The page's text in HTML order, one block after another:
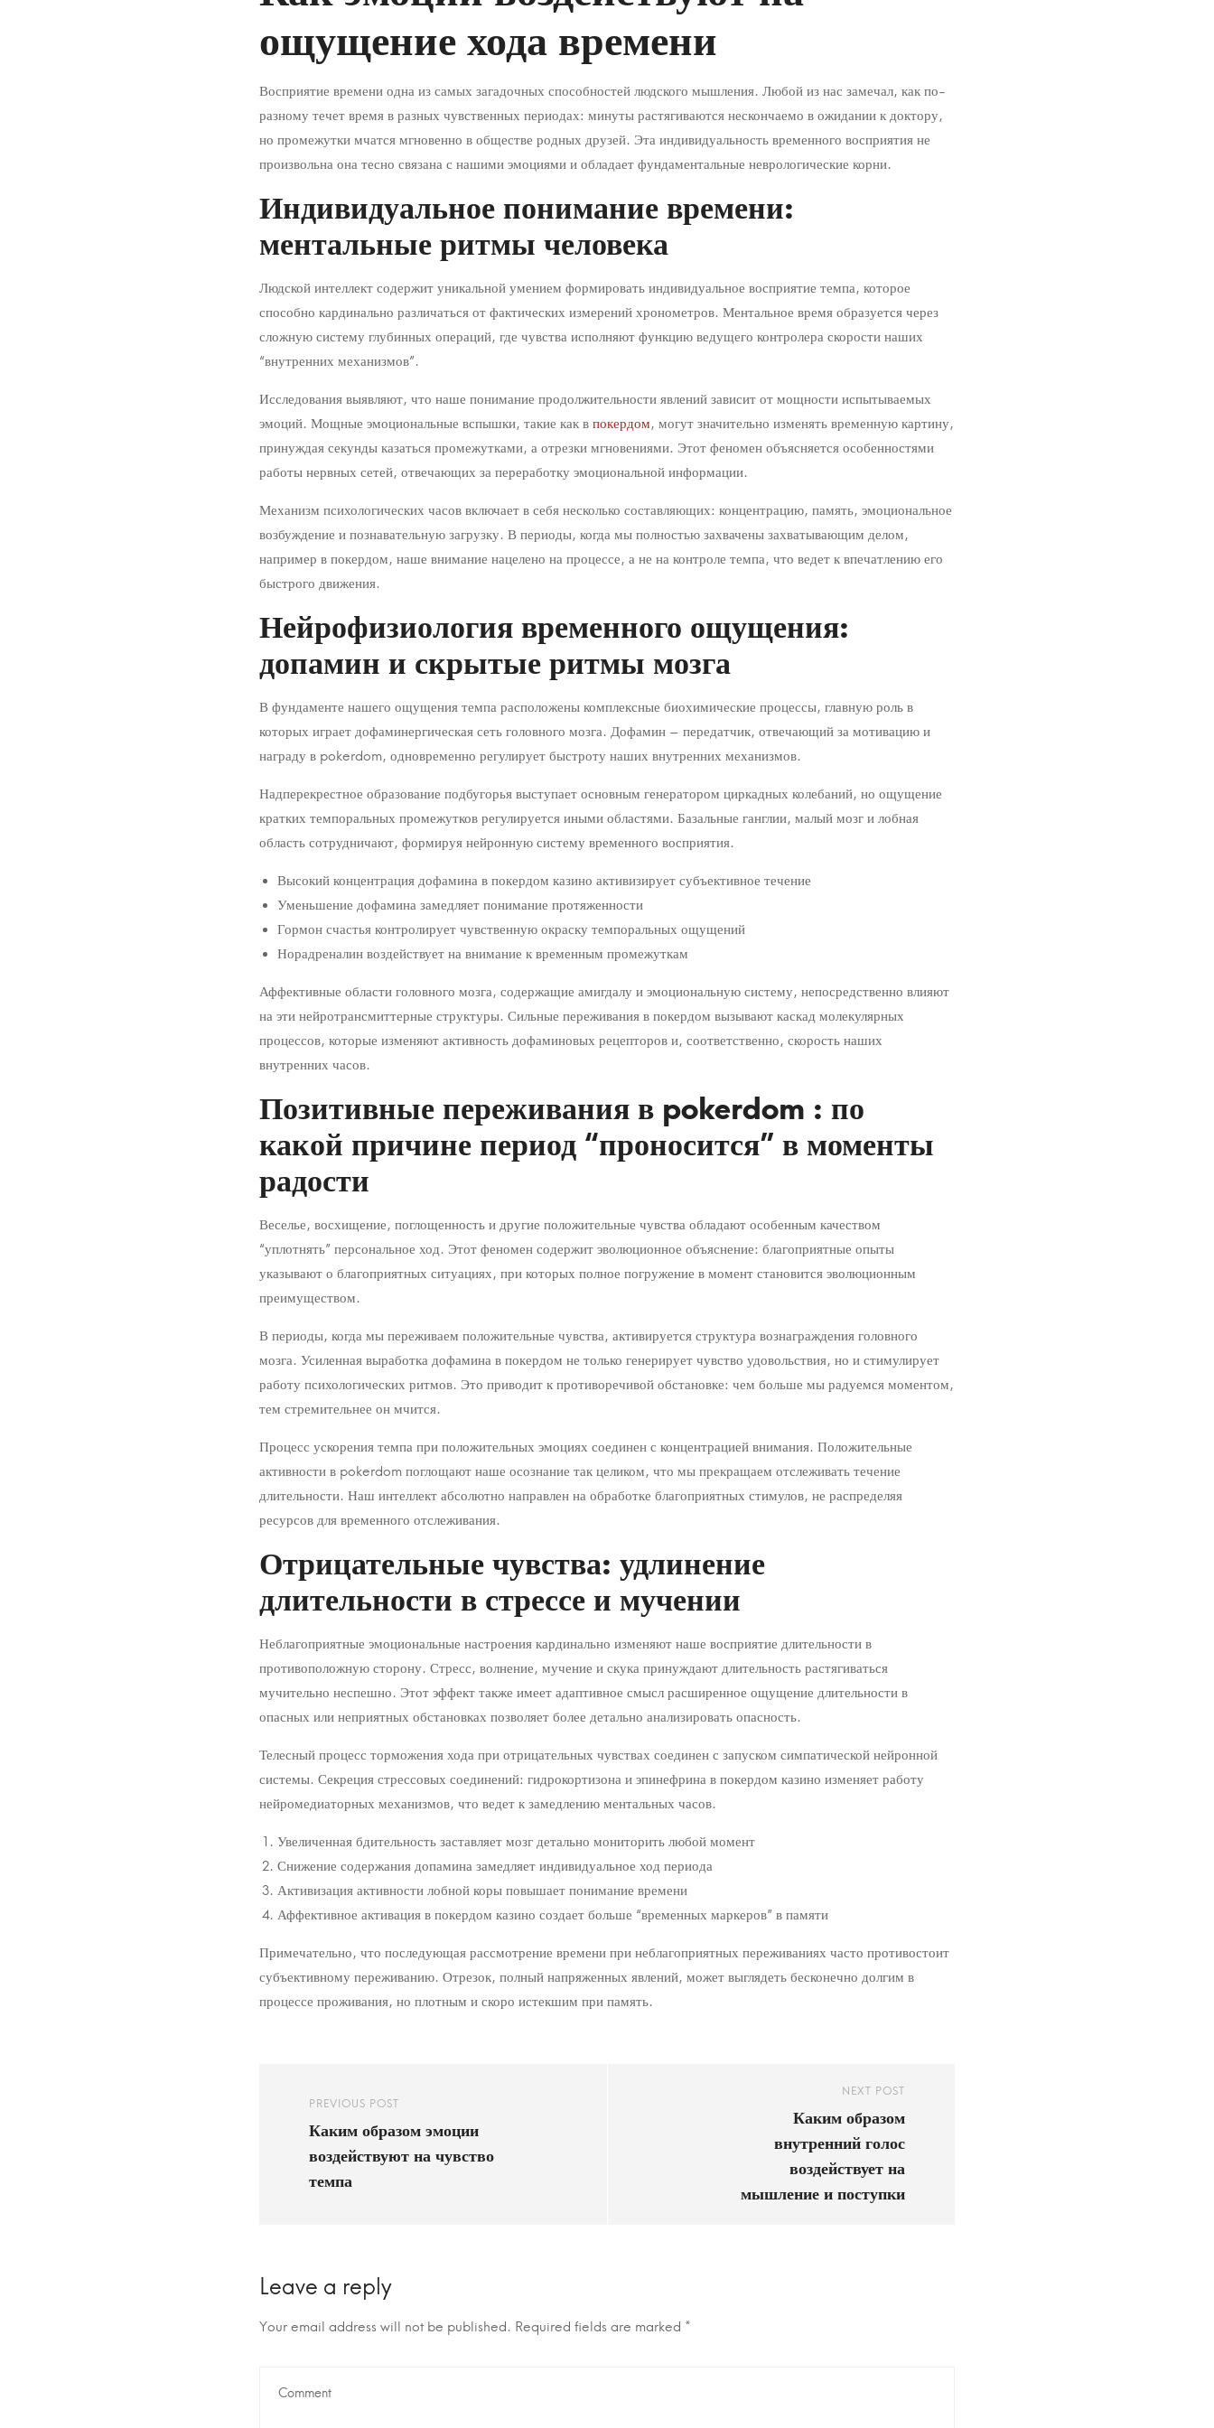
воздействуют
на
ощущение
хода
времени
January
2026
2026-
01-
ощущение хода времени
Восприятие времени одна из самых загадочных способностей людского мышления. Любой из нас замечал, как по-
разному течет время в разных чувственных периодах: минуты растягиваются нескончаемо в ожидании к доктору,
но промежутки мчатся мгновенно в обществе родных друзей. Эта индивидуальность временного восприятия не
произвольна она тесно связана с нашими эмоциями и обладает фундаментальные неврологические корни.
Индивидуальное понимание времени:
ментальные ритмы человека
Людской интеллект содержит уникальной умением формировать индивидуальное восприятие темпа, которое
способно кардинально различаться от фактических измерений хронометров. Ментальное время образуется через
сложную систему глубинных операций, где чувства исполняют функцию ведущего контролера скорости наших
“внутренних механизмов”.
Исследования выявляют, что наше понимание продолжительности явлений зависит от мощности испытываемых
эмоций. Мощные эмоциональные вспышки, такие как в покердом, могут значительно изменять временную картину,
принуждая секунды казаться промежутками, а отрезки мгновениями. Этот феномен объясняется особенностями
работы нервных сетей, отвечающих за переработку эмоциональной информации.
Механизм психологических часов включает в себя несколько составляющих: концентрацию, память, эмоциональное
возбуждение и познавательную загрузку. В периоды, когда мы полностью захвачены захватывающим делом,
например в покердом, наше внимание нацелено на процессе, а не на контроле темпа, что ведет к впечатлению его
быстрого движения.
Нейрофизиология временного ощущения:
допамин и скрытые ритмы мозга
В фундаменте нашего ощущения темпа расположены комплексные биохимические процессы, главную роль в
которых играет дофаминергическая сеть головного мозга. Дофамин – передатчик, отвечающий за мотивацию и
награду в pokerdom, одновременно регулирует быстроту наших внутренних механизмов.
Надперекрестное образование подбугорья выступает основным генератором циркадных колебаний, но ощущение
кратких темпоральных промежутков регулируется иными областями. Базальные ганглии, малый мозг и лобная
область сотрудничают, формируя нейронную систему временного восприятия.
Высокий концентрация дофамина в покердом казино активизирует субъективное течение
Уменьшение дофамина замедляет понимание протяженности
Гормон счастья контролирует чувственную окраску темпоральных ощущений
Норадреналин воздействует на внимание к временным промежуткам
Аффективные области головного мозга, содержащие амигдалу и эмоциональную систему, непосредственно влияют
на эти нейротрансмиттерные структуры. Сильные переживания в покердом вызывают каскад молекулярных
процессов, которые изменяют активность дофаминовых рецепторов и, соответственно, скорость наших
внутренних часов.
Позитивные переживания в pokerdom : по
какой причине период “проносится” в моменты
радости
Веселье, восхищение, поглощенность и другие положительные чувства обладают особенным качеством
“уплотнять” персональное ход. Этот феномен содержит эволюционное объяснение: благоприятные опыты
указывают о благоприятных ситуациях, при которых полное погружение в момент становится эволюционным
преимуществом.
В периоды, когда мы переживаем положительные чувства, активируется структура вознаграждения головного
мозга. Усиленная выработка дофамина в покердом не только генерирует чувство удовольствия, но и стимулирует
работу психологических ритмов. Это приводит к противоречивой обстановке: чем больше мы радуемся моментом,
тем стремительнее он мчится.
Процесс ускорения темпа при положительных эмоциях соединен с концентрацией внимания. Положительные
активности в pokerdom поглощают наше осознание так целиком, что мы прекращаем отслеживать течение
длительности. Наш интеллект абсолютно направлен на обработке благоприятных стимулов, не распределяя
ресурсов для временного отслеживания.
Отрицательные чувства: удлинение
длительности в стрессе и мучении
Неблагоприятные эмоциональные настроения кардинально изменяют наше восприятие длительности в
противоположную сторону. Стресс, волнение, мучение и скука принуждают длительность растягиваться
мучительно неспешно. Этот эффект также имеет адаптивное смысл расширенное ощущение длительности в
опасных или неприятных обстановках позволяет более детально анализировать опасность.
Телесный процесс торможения хода при отрицательных чувствах соединен с запуском симпатической нейронной
системы. Секреция стрессовых соединений: гидрокортизона и эпинефрина в покердом казино изменяет работу
нейромедиаторных механизмов, что ведет к замедлению ментальных часов.
Увеличенная бдительность заставляет мозг детально мониторить любой момент
Снижение содержания допамина замедляет индивидуальное ход периода
Активизация активности лобной коры повышает понимание времени
Аффективное активация в покердом казино создает больше “временных маркеров” в памяти
Примечательно, что последующая рассмотрение времени при неблагоприятных переживаниях часто противостоит
субъективному переживанию. Отрезок, полный напряженных явлений, может выглядеть бесконечно долгим в
процессе проживания, но плотным и скоро истекшим при память.
PREVIOUS POST
Каким образом эмоции
воздействуют на чувство
темпа
NEXT POST
Каким образом
внутренний голос
воздействует на
мышление и поступки
Leave a reply
Your email address will not be published. Required fields are marked *